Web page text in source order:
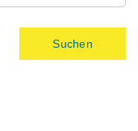
Suchen